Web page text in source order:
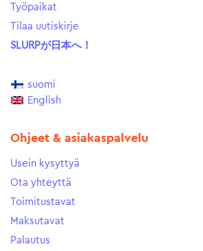
Työpaikat
Tilaa uutiskirje
SLURPが日本へ！
suomi
English
Ohjeet & asiakaspalvelu
Usein kysyttyä
Ota yhteyttä
Toimitustavat
Maksutavat
Palautus